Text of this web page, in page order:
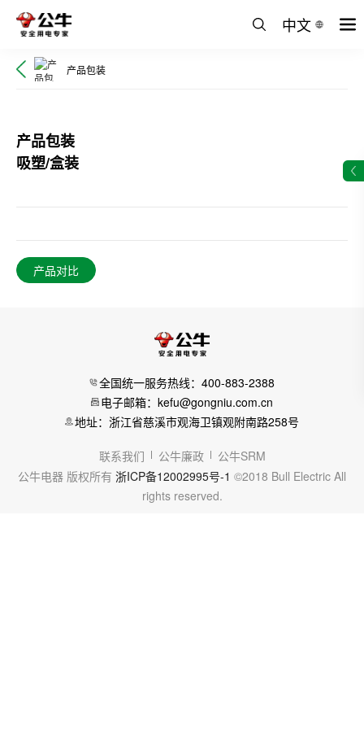
中文
产品包装
产品包装
吸塑/盒装
产品对比
全国统一服务热线：400-883-2388
电子邮箱：kefu@gongniu.com.cn
地址：浙江省慈溪市观海卫镇观附南路258号
联系我们 公牛廉政
公牛SRM
公牛电器 版权所有 浙ICP备12002995号-1 ©2018 Bull Electric All
rights reserved.